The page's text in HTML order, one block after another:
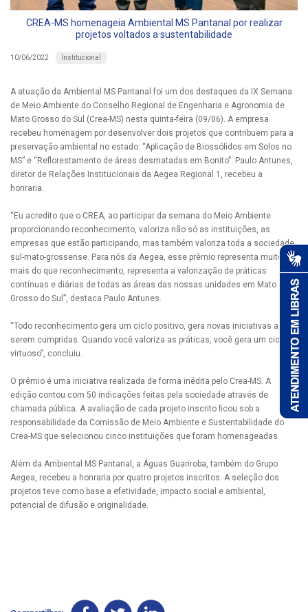
CREA-MS homenageia Ambiental MS Pantanal por realizar
projetos voltados a sustentabilidade
10/06/2022 Institucional
A atuação da Ambiental MS Pantanal foi um dos destaques da IX Semana
de Meio Ambiente do Conselho Regional de Engenharia e Agronomia de
Mato Grosso do Sul (Crea-MS) nesta quinta-feira (09/06). A empresa
recebeu homenagem por desenvolver dois projetos que contribuem para a
preservação ambiental no estado: “Aplicação de Biossólidos em Solos no
MS” e “Reflorestamento de áreas desmatadas em Bonito”. Paulo Antunes,
diretor de Relações Institucionais da Aegea Regional 1, recebeu a
honraria.
“Eu acredito que o CREA, ao participar da semana do Meio Ambiente
proporcionando reconhecimento, valoriza não só as instituições, as
empresas que estão participando, mas também valoriza toda a sociedade
sul-mato-grossense. Para nós da Aegea, esse prêmio representa muito
mais do que reconhecimento, representa a valorização de práticas
contínuas e diárias de todas as áreas das nossas unidades em Mato
Grosso do Sul”, destaca Paulo Antunes.
“Todo reconhecimento gera um ciclo positivo, gera novas iniciativas a
serem cumpridas. Quando você valoriza as práticas, você gera um ciclo
virtuoso”, concluiu.
O prêmio é uma iniciativa realizada de forma inédita pelo Crea-MS. A
edição contou com 50 indicações feitas pela sociedade através de
chamada pública. A avaliação de cada projeto inscrito ficou sob a
responsabilidade da Comissão de Meio Ambiente e Sustentabilidade do
Crea-MS que selecionou cinco instituições que foram homenageadas.
Além da Ambiental MS Pantanal, a Águas Guariroba, também do Grupo
Aegea, recebeu a honraria por quatro projetos inscritos. A seleção dos
projetos teve como base a efetividade, impacto social e ambiental,
potencial de difusão e originalidade.